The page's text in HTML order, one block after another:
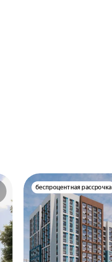
беспроцентная рассрочка